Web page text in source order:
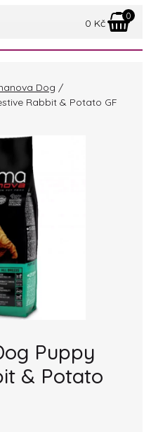
0 Kč
0
Dog /
Rabbit & Potato GF
Puppy
& Potato